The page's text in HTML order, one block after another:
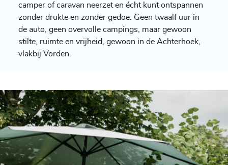
camper of caravan neerzet en écht kunt ontspannen
zonder drukte en zonder gedoe. Geen twaalf uur in
de auto, geen overvolle campings, maar gewoon
stilte, ruimte en vrijheid, gewoon in de Achterhoek,
vlakbij Vorden.